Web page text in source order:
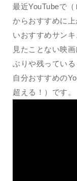
最近YouTubeで
からおすすめに
いおすすめサンキ
見たことない映
ぶりや残っている
自分おすすめの
超える！）です。